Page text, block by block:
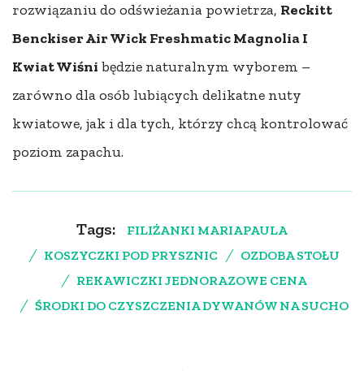
rozwiązaniu do odświeżania powietrza, Reckitt
Benckiser Air Wick Freshmatic Magnolia I
Kwiat Wiśni będzie naturalnym wyborem –
zarówno dla osób lubiących delikatne nuty
kwiatowe, jak i dla tych, którzy chcą kontrolować
poziom zapachu.
Tags:
FILIŻANKI MARIAPAULA
KOSZYCZKI POD PRYSZNIC
OZDOBA STOŁU
REKAWICZKI JEDNORAZOWE CENA
ŚRODKI DO CZYSZCZENIA DYWANÓW NA SUCHO